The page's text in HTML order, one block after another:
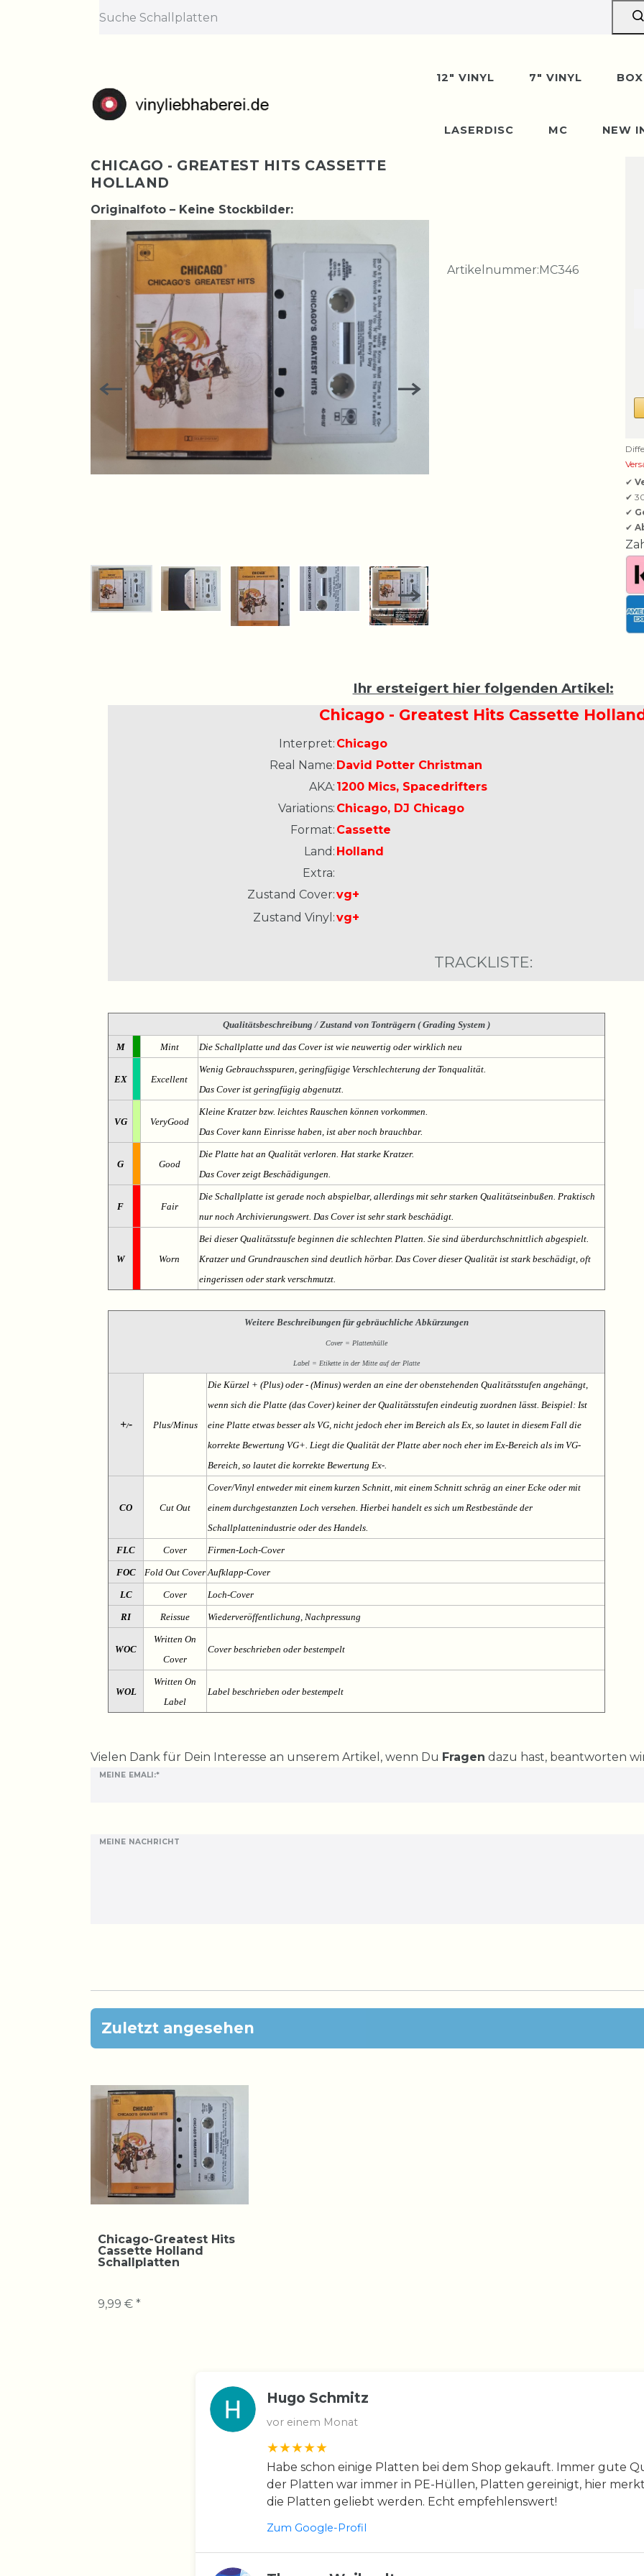
12" VINYL 7" VINYL BOX
LASERDISC MC NEW
CHICAGO - GREATEST HITS CASSETTE
HOLLAND
Originalfoto – Keine Stockbilder:
Artikelnummer:MC346
✔
✔
✔
✔
Ihr ersteigert hier folgenden Artikel:
Chicago - Greatest Hits Cassette
Interpret: Chicago
Real Name: David Potter Christman
AKA: 1200 Mics, Spacedrifters
Variations: Chicago, DJ Chicago
Format: Cassette
Land: Holland
Extra:
Zustand Cover:vg+
Zustand Vinyl:vg+
TRACKLISTE:
Qualitätsbeschreibung / Zustand von Tonträgern ( Grading System )
M Mint Die Schallplatte und das Cover ist wie neuwertig oder wirklich neu
EX Excellent
Wenig Gebrauchsspuren, geringfügige Verschlechterung der Tonqualität.
Das Cover ist geringfügig abgenutzt.
VG VeryGood
Kleine Kratzer bzw. leichtes Rauschen können vorkommen.
Das Cover kann Einrisse haben, ist aber noch brauchbar.
G Good
Die Platte hat an Qualität verloren. Hat starke Kratzer.
Das Cover zeigt Beschädigungen.
F Fair
Die Schallplatte ist gerade noch abspielbar, allerdings mit sehr starken Qualitätseinbußen. Praktisch
nur noch Archivierungswert. Das Cover ist sehr stark beschädigt.
W Worn
Bei dieser Qualitätsstufe beginnen die schlechten Platten. Sie sind überdurchschnittlich abgespielt.
Kratzer und Grundrauschen sind deutlich hörbar. Das Cover dieser Qualität ist stark beschädigt, oft
eingerissen oder stark verschmutzt.
Weitere Beschreibungen für gebräuchliche Abkürzungen
Cover = Plattenhülle
Label = Etikette in der Mitte auf der Platte
+/- Plus/Minus
Die Kürzel + (Plus) oder - (Minus) werden an eine der obenstehenden Qualitätsstufen angehängt,
wenn sich die Platte (das Cover) keiner der Qualitätsstufen eindeutig zuordnen lässt. Beispiel: Ist
eine Platte etwas besser als VG, nicht jedoch eher im Bereich als Ex, so lautet in diesem Fall die
korrekte Bewertung VG+. Liegt die Qualität der Platte aber noch eher im Ex-Bereich als im VG-
Bereich, so lautet die korrekte Bewertung Ex-.
CO Cut Out
Cover/Vinyl entweder mit einem kurzen Schnitt, mit einem Schnitt schräg an einer Ecke oder mit
einem durchgestanzten Loch versehen. Hierbei handelt es sich um Restbestände der
Schallplattenindustrie oder des Handels.
FLC Cover Firmen-Loch-Cover
FOC Fold Out Cover Aufklapp-Cover
LC Cover Loch-Cover
RI Reissue Wiederveröffentlichung, Nachpressung
WOC
Written On
Cover
Cover beschrieben oder bestempelt
WOL
Written On
Label
Label beschrieben oder bestempelt
Vielen Dank für Dein Interesse an unserem Artikel, wenn Du Fragen dazu hast, beantworten
MEINE EMALI:*
MEINE NACHRICHT
Ceres::Template.mailFormHoneypotLabel
Zuletzt angesehen
Chicago-Greatest Hits
Cassette Holland
Schallplatten
9,99 € *
Hugo Schmitz
vor einem Monat
Habe schon einige Platten bei dem Shop gekauft. Immer gute
der Platten war immer in PE-Hüllen, Platten gereinigt, hier
die Platten geliebt werden. Echt empfehlenswert!
Zum Google-Profil